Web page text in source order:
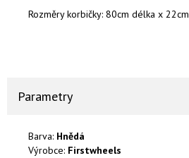
Rozměry korbičky: 80cm délka x
Parametry
Barva: Hnědá
Výrobce: Firstwheels